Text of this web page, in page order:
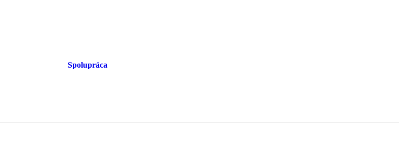
Spolupráca